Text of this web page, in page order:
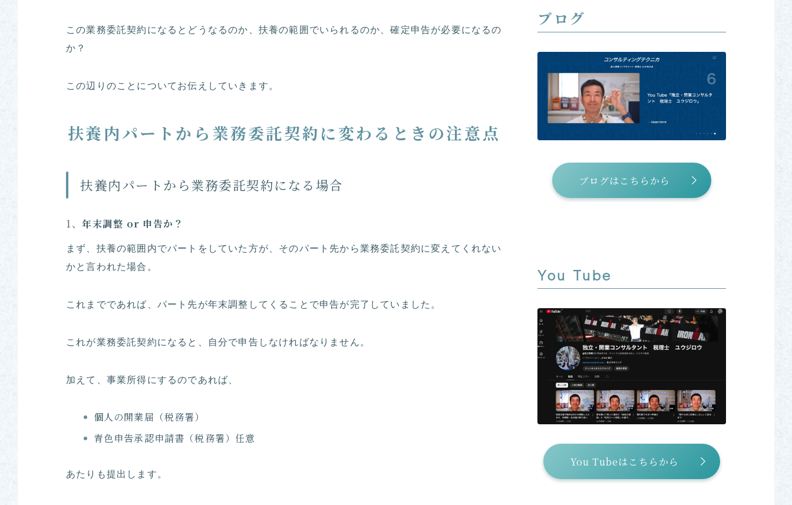
この業務委託契約になるとどうなるのか、扶養の範囲でいられるのか、確定申告が必要になるの
か？
この辺りのことについてお伝えしていきます。
扶養内パートから業務委託契約に変わるときの注意点
扶養内パートから業務委託契約になる場合
1、 年末調整 or 申告か？
まず、扶養の範囲内でパートをしていた方が、そのパート先から業務委託契約に変えてくれない
かと言われた場合。
これまでであれば、パート先が年末調整してくることで申告が完了していました。
これが業務委託契約になると、自分で申告しなければなりません。
加えて、事業所得にするのであれば、
個人の開業届（税務署）
青色申告承認申請書（税務署）任意
あたりも提出します。
ブログ
ブログはこちらから
You Tube
You Tubeはこちらから